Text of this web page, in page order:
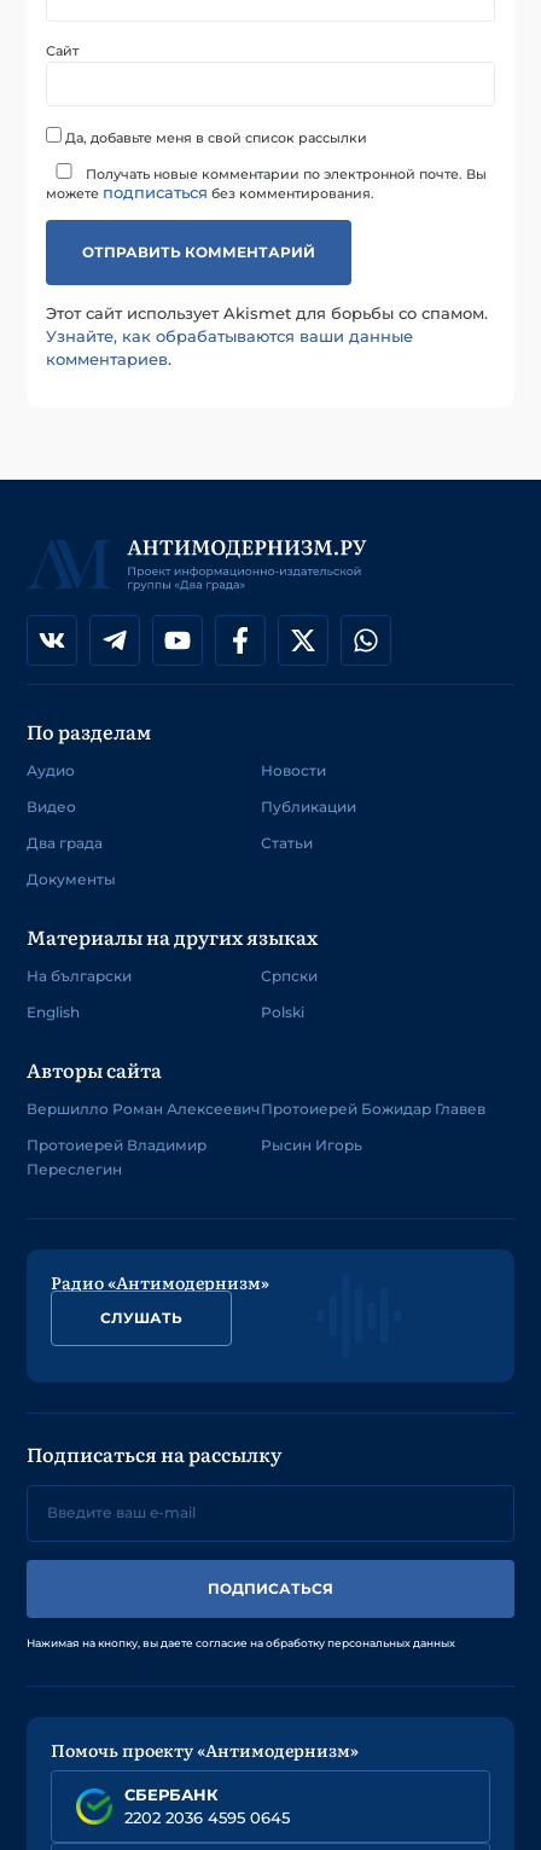
Сайт
Да, добавьте меня в свой список рассылки
Получать новые комментарии по электронной почте. Вы
можете подписаться без комментирования.
Этот сайт использует Akismet для борьбы со спамом.
Узнайте, как обрабатываются ваши данные
комментариев.
По разделам
Аудио
Видео
Два града
Документы
Новости
Публикации
Статьи
Материалы на других языках
На български
English
Српски
Polski
Авторы сайта
Вершилло Роман Алексеевич
Протоиерей Владимир
Переслегин
Протоиерей Божидар Главев
Рысин Игорь
Радио «Антимодернизм»
СЛУШАТЬ
Подписаться на рассылку
ПОДПИСАТЬСЯ
Нажимая на кнопку, вы даете согласие на обработку персональных данных
Помочь проекту «Антимодернизм»
СБЕРБАНК
2202 2036 4595 0645